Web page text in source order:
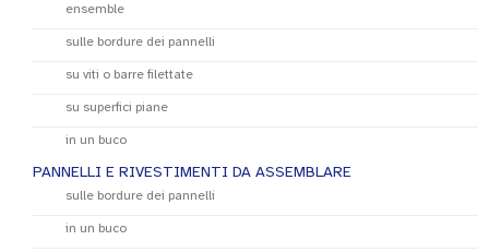
ensemble
sulle bordure dei pannelli
su viti o barre filettate
su superfici piane
in un buco
PANNELLI E RIVESTIMENTI DA ASSEMBLARE
sulle bordure dei pannelli
in un buco